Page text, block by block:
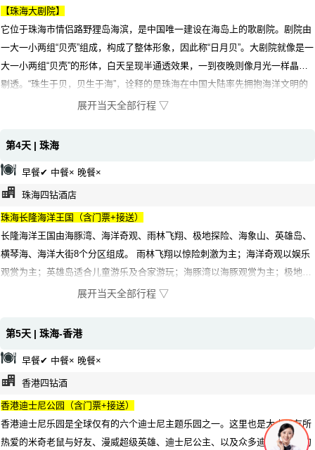
【珠海大剧院】
它位于珠海市情侣路野狸岛海滨，是中国唯一建设在海岛上的歌剧院。剧院由
一大一小两组“贝壳”组成，构成了整体形象，因此称“日月贝”。大剧院就像是一
大一小两组“贝壳”的形体，白天呈现半通透效果，一到夜晚则像月光一样晶莹
剔透。“珠生于贝，贝生于海”，诠释的是珠海在中国大陆率先拥抱海洋文明的
富有历史文化沉淀的城市精神特质，是珠海必走的经典景点之一。
展开当天全部行程 ▽
第4天 | 珠海
早餐✔ 中餐× 晚餐×
珠海四钻酒店
珠海长隆海洋王国（含门票+接送）
长隆海洋王国由海豚湾、海洋奇观、雨林飞翔、极地探险、海象山、英雄岛、
横琴海、海洋大街8个分区组成。 雨林飞翔以惊险刺激为主；海洋奇观以娱乐
观赏为主；英雄岛适合儿童游乐及合家游玩；海豚湾以海豚观赏为主；极地探
险以冰雪设计为主；海象山以水为主题；横琴海以表演为主；海洋大街以迎
展开当天全部行程 ▽
第5天 | 珠海-香港
早餐✔ 中餐× 晚餐×
香港四钻酒
香港迪士尼公园（含门票+接送）
香港迪士尼乐园是全球仅有的六个迪士尼主题乐园之一。这里也是大小朋友所
热爱的米奇老鼠与好友、漫威超级英雄、迪士尼公主、以及众多迪士尼朋友的